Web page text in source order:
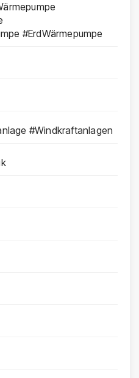
#ErdWärmepumpe
#Windkraftanlagen